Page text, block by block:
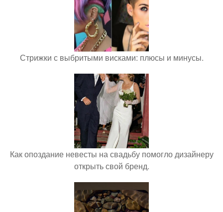
Стрижки с выбритыми висками: плюсы и минусы.
Как опоздание невесты на свадьбу помогло дизайнеру
открыть свой бренд.